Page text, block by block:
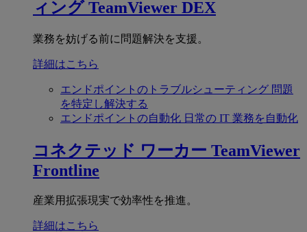
ィング TeamViewer DEX
業務を妨げる前に問題解決を支援。
詳細はこちら
エンドポイントのトラブルシューティング 問題
を特定し解決する
エンドポイントの自動化 日常の IT 業務を自動化
コネクテッド ワーカー TeamViewer
Frontline
産業用拡張現実で効率性を推進。
詳細はこちら